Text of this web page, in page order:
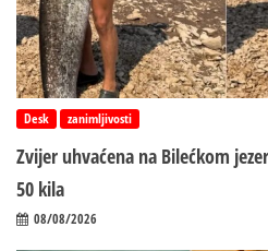
Desk zanimljivosti
Zvijer uhvaćena na Bilećkom
50 kila
08/08/2026